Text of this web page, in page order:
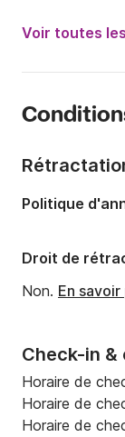
Puissance
Capacité à
Voir toutes
Check-in
Horaire de
Horaire de
Horaire de
Politique
Droit de
Non. En savoir